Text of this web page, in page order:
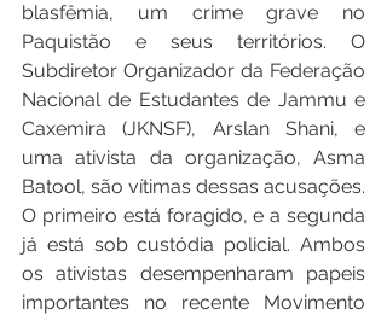
blasfêmia, um crime grave no
Paquistão e seus territórios. O
Subdiretor Organizador da Federação
Nacional de Estudantes de Jammu e
Caxemira (JKNSF), Arslan Shani, e
uma ativista da organização, Asma
Batool, são vítimas dessas acusações.
O primeiro está foragido, e a segunda
já está sob custódia policial. Ambos
os ativistas desempenharam papeis
importantes no recente Movimento